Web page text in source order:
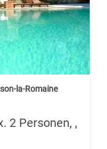
la-Romaine
2 Personen, ,